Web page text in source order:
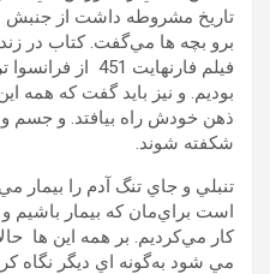
تاريخ مشروطه داشت از جنبش
برو بچه ها مي‌گفت. كتاب در
فيلم فارنهايت
بوديم. و نيز بايد گفت كه همه
ذهن خودش راه بيافتد. و جسم و
شكفته شوند.
تنبلي و جاي تنگ آدم را
است براي‌مان كه بيمار باشيم
كار مي‌كرديم. بر همه اين ها
مي شود به‌گونه اي ديگر نگاه